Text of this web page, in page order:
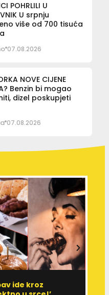
POHRLILI U
U srpnju
više od 700 tisuća
07.08.2026
NOVE CIJENE
Benzin bi mogao
dizel poskupjeti
07.08.2026
ide kroz